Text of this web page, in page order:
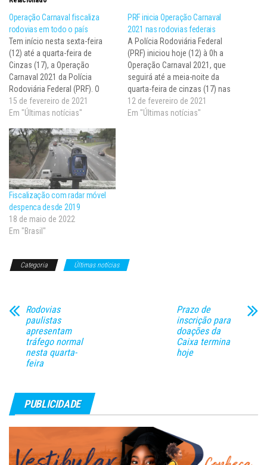
Operação Carnaval fiscaliza
rodovias em todo o país
Tem início nesta sexta-feira
(12) até a quarta-feira de
Cinzas (17), a Operação
Carnaval 2021 da Polícia
Rodoviária Federal (PRF). O
objetivo é sensibilizar cada um
dos atores do trânsito a
cuidados necessários para
proteger a vida. A iniciativa faz
parte da Operação Rodovida
2020/2021,…
15 de fevereiro de 2021
Em "Últimas notícias"
PRF inicia Operação Carnaval
2021 nas rodovias federais
A Polícia Rodoviária Federal
(PRF) iniciou hoje (12) à 0h a
Operação Carnaval 2021, que
seguirá até a meia-noite da
quarta-feira de cinzas (17) nas
rodovias federais do país. A
atividade tem como objetivo
12 de fevereiro de 2021
Em "Últimas notícias"
Fiscalização com radar móvel
despenca desde 2019
18 de maio de 2022
Em "Brasil"
Categoria Últimas notícias
Rodovias
paulistas
apresentam
tráfego normal
nesta quarta-
feira
Prazo de
inscrição para
doações da
Caixa termina
hoje
PUBLICIDADE